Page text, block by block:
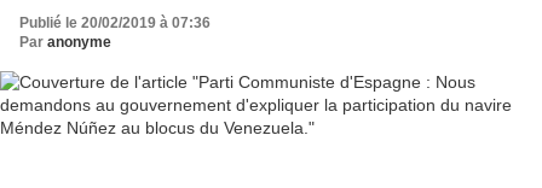
Publié le 20/02/2019 à 07:36
Par anonyme